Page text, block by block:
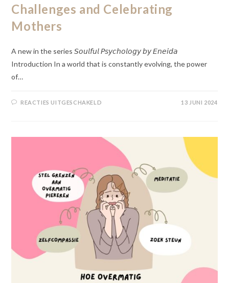
Challenges and Celebrating
Mothers
A new in the series 𝘚𝘰𝘶𝘭𝘧𝘶𝘭 𝘗𝘴𝘺𝘤𝘩𝘰𝘭𝘰𝘨𝘺 𝘣𝘺 𝘌𝘯𝘦𝘪𝘥𝘢
Introduction In a world that is constantly evolving, the power
of…
REACTIES UITGESCHAKELD 13 JUNI 2024